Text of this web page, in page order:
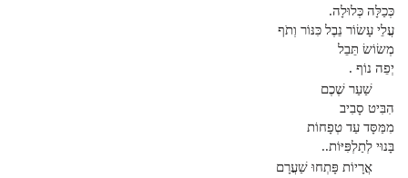
כְּכַלָּה כְּלוּלָה.
עֲלֵי עָשׂוֹר נֵבֶל כִּנּוֹר וְתֹף
מְשׂוֹשׂ תֵּבֵל
יְפֵה נוֹף .
שַׁעַר שֶׁכֶם
הִבִּיט סָבִיב
מִמַּסָּד עַד טְפָחוֹת
בָּנוּי לְתַלְפִּיּוֹת..
אֲרָיוֹת פָּתְחוּ שַׁעֲרָם